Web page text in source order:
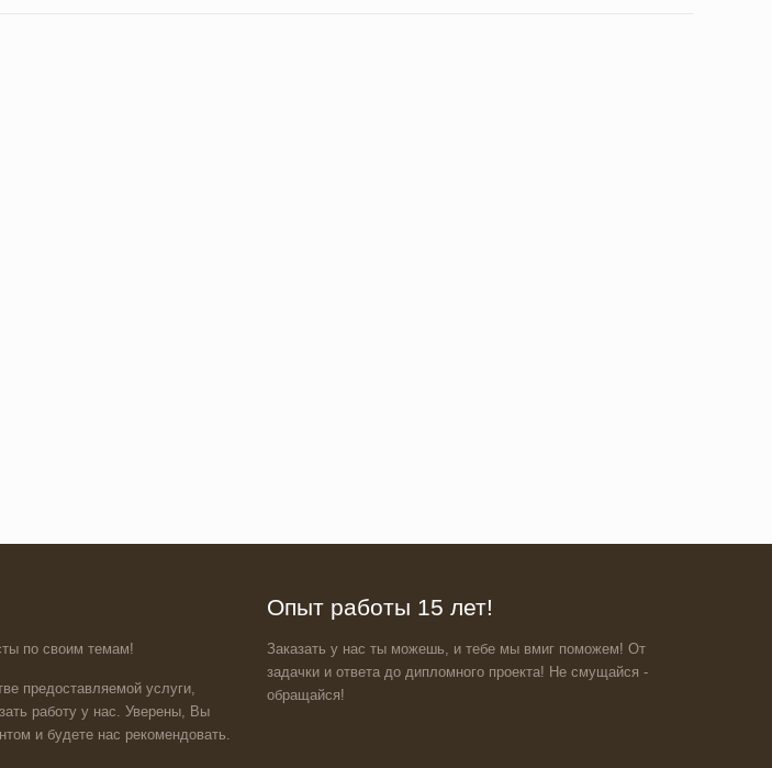
по своим темам!
предоставляемой услуги,
работу у нас. Уверены, Вы
и будете нас рекомендовать.
Опыт работы 15 лет!
Заказать у нас ты можешь, и тебе мы вмиг поможем! От
задачки и ответа до дипломного проекта! Не смущайся -
обращайся!